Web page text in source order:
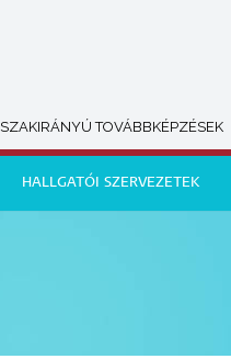
SZAKIRÁNYÚ TOVÁBBKÉPZÉSEK
HALLGATÓI SZERVEZETEK